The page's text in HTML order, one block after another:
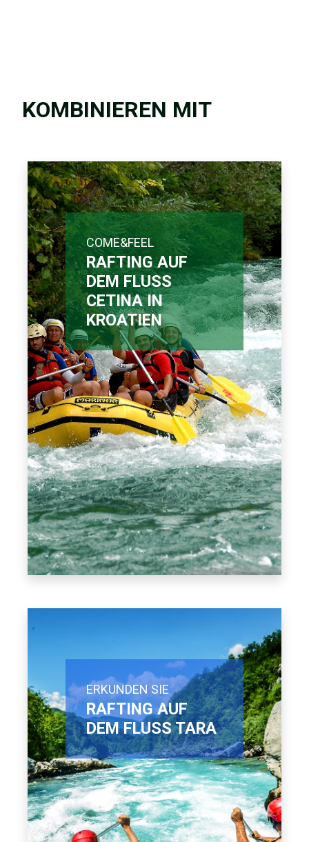
KOMBINIEREN MIT
COME&FEEL
RAFTING AUF
DEM FLUSS
CETINA IN
KROATIEN
ERKUNDEN SIE
RAFTING AUF
DEM FLUSS TARA